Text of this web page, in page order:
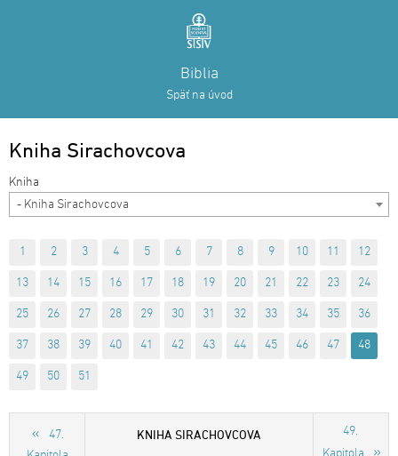
Biblia
Späť na úvod
Kniha Sirachovcova
- Kniha Sirachovcova
1 2 3 4 5 6 7 8 9 10 11 12
13 14 15 16 17 18 19 20 21 22 23 24
25 26 27 28 29 30 31 32 33 34 35 36
37 38 39 40 41 42 43 44 45 46 47 48
49 50 51
47.
KNIHA SIRACHOVCOVA
49.